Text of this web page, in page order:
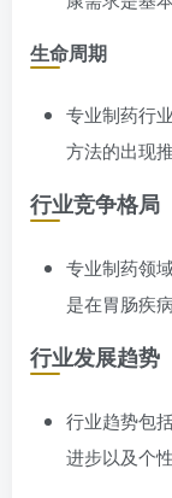
生命周期
专业制药行
方法的出现
行业竞争格局
专业制药领
是在胃肠疾
行业发展趋势
行业趋势包
进步以及个